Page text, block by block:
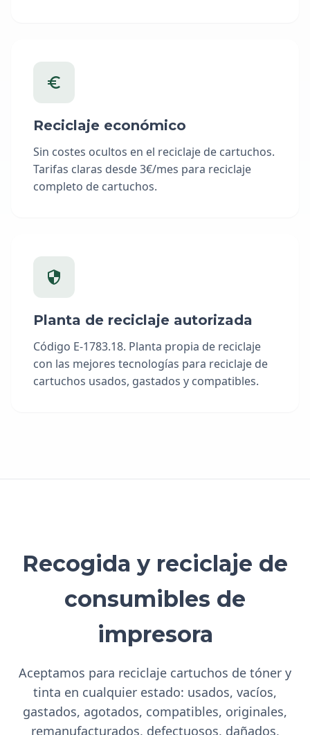
Reciclaje económico
Sin costes ocultos en el reciclaje de cartuchos.
Tarifas claras desde 3€/mes para reciclaje
completo de cartuchos.
Planta de reciclaje autorizada
Código E-1783.18. Planta propia de reciclaje
con las mejores tecnologías para reciclaje de
cartuchos usados, gastados y compatibles.
Recogida y reciclaje de
consumibles de
impresora
Aceptamos para reciclaje cartuchos de tóner y
tinta en cualquier estado: usados, vacíos,
gastados, agotados, compatibles, originales,
remanufacturados, defectuosos, dañados,